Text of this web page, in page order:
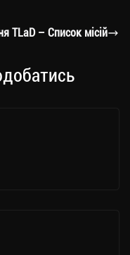
TLaD – Список місій